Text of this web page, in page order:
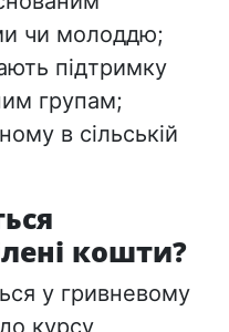
чи молоддю;
підтримку
групам;
в сільській
кошти?
у гривневому
курсу